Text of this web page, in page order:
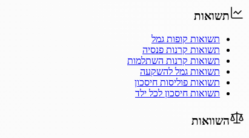
תשואות
תשואות קופות גמל
תשואות קרנות פנסיה
תשואות קרנות השתלמות
תשואות גמל להשקעה
תשואות פוליסות חיסכון
תשואות חיסכון לכל ילד
השוואות